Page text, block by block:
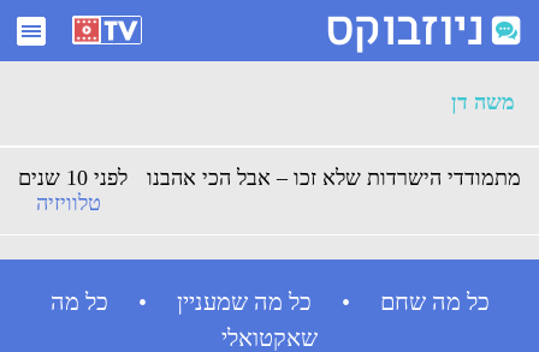
ארכיון משה דן - ניוזבוקס
משה דן
מתמודדי הישרדות שלא זכו – אבל הכי אהבנו
לפני 10 שנים
טלוויזיה
כל מה שחם • כל מה שמעניין • כל מה
שאקטואלי